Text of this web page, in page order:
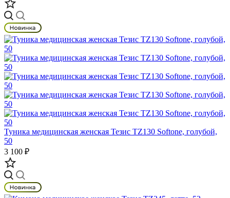
Туника медицинская женская Тезис TZ130 Softone, голубой,
50
3 100 ₽